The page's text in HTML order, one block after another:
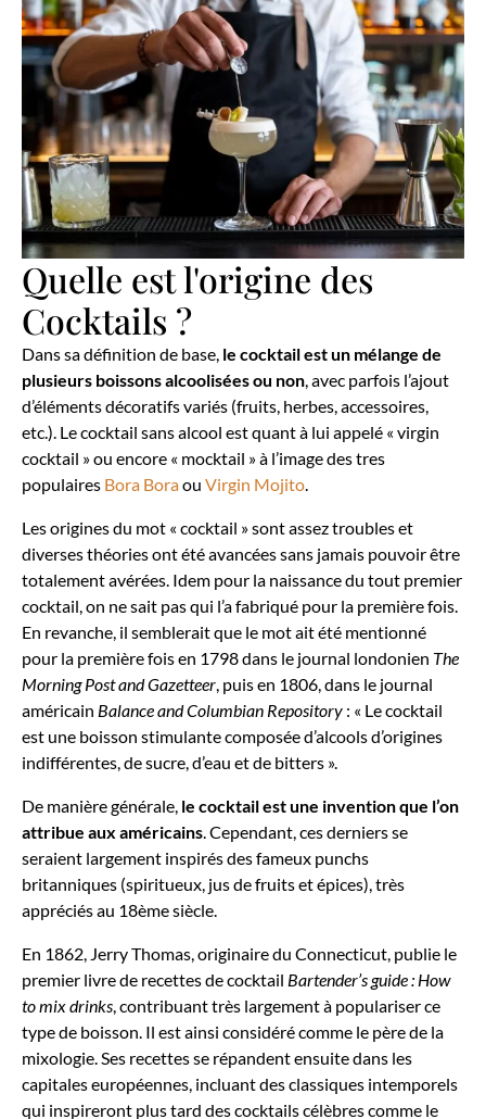
Quelle est l'origine des
Cocktails ?
Dans sa définition de base, le cocktail est un mélange de
plusieurs boissons alcoolisées ou non, avec parfois l’ajout
d’éléments décoratifs variés (fruits, herbes, accessoires,
etc.). Le cocktail sans alcool est quant à lui appelé « virgin
cocktail » ou encore « mocktail » à l’image des tres
populaires Bora Boraou Virgin Mojito.
Les origines du mot « cocktail » sont assez troubles et
diverses théories ont été avancées sans jamais pouvoir être
totalement avérées. Idem pour la naissance du tout premier
cocktail, on ne sait pas qui l’a fabriqué pour la première fois.
En revanche, il semblerait que le mot ait été mentionné
pour la première fois en 1798 dans le journal londonien The
Morning Post and Gazetteer, puis en 1806, dans le journal
américain Balance and Columbian Repository : « Le cocktail
est une boisson stimulante composée d’alcools d’origines
indifférentes, de sucre, d’eau et de bitters ».
De manière générale, le cocktail est une invention que l’on
attribue aux américains. Cependant, ces derniers se
seraient largement inspirés des fameux punchs
britanniques (spiritueux, jus de fruits et épices), très
appréciés au 18ème siècle.
En 1862, Jerry Thomas, originaire du Connecticut, publie le
premier livre de recettes de cocktail Bartender’s guide : How
to mix drinks, contribuant très largement à populariser ce
type de boisson. Il est ainsi considéré comme le père de la
mixologie. Ses recettes se répandent ensuite dans les
capitales européennes, incluant des classiques intemporels
qui inspireront plus tard des cocktails célèbres comme le